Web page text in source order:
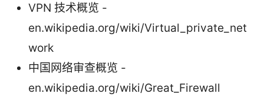
VPN 技术概览 -
en.wikipedia.org/wiki/Virtual_private_net
work
中国网络审查概览 -
en.wikipedia.org/wiki/Great_Firewall